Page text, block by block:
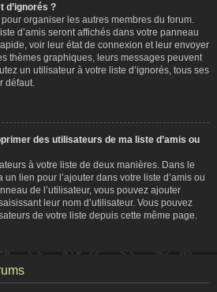
d’ignorés ?
organiser les autres membres du forum.
d’amis seront affichés dans votre panneau
voir leur état de connexion et leur envoyer
thèmes graphiques, leurs messages peuvent
un utilisateur à votre liste d’ignorés, tous ses
défaut.
des utilisateurs de ma liste d’amis ou
à votre liste de deux manières. Dans le
lien pour l’ajouter dans votre liste d’amis ou
de l’utilisateur, vous pouvez ajouter
leur nom d’utilisateur. Vous pouvez
de votre liste depuis cette même page.